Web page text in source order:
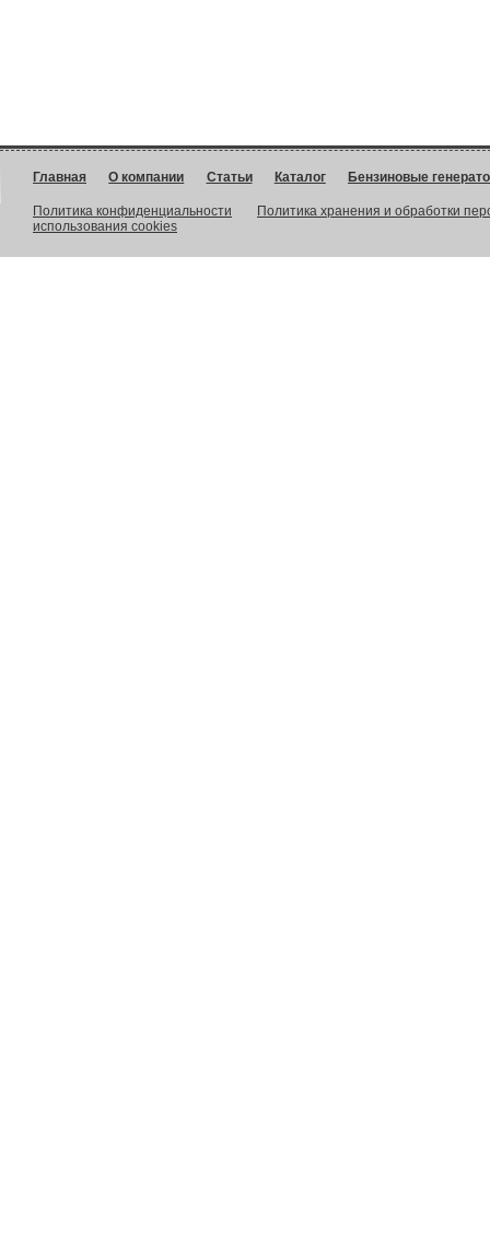
Главная О компании Статьи Каталог Бензиновые
Политика конфиденциальности
Политика хранения и обработки
использования cookies